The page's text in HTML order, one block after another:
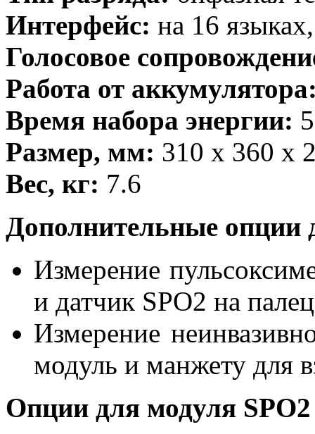
Интерфейс: на 16
Голосовое
Работа от
Время набора энергии:
Размер, мм: 310 x 360 x
Вес, кг: 7.6
Дополнительные опции
Измерение
и датчик SPO2 на
Измерение
модуль и манжету для
Опции для модуля